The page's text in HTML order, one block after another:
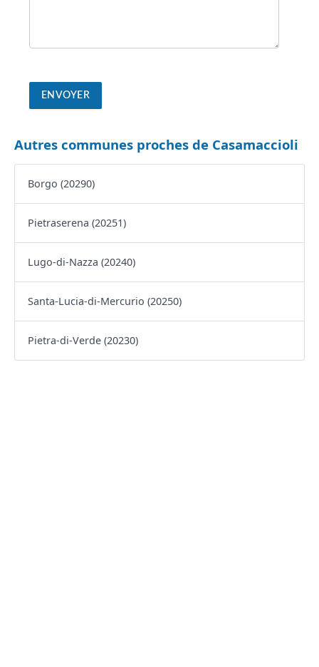
Autres communes proches de Casamaccioli
Borgo (20290)
Pietraserena (20251)
Lugo-di-Nazza (20240)
Santa-Lucia-di-Mercurio (20250)
Pietra-di-Verde (20230)